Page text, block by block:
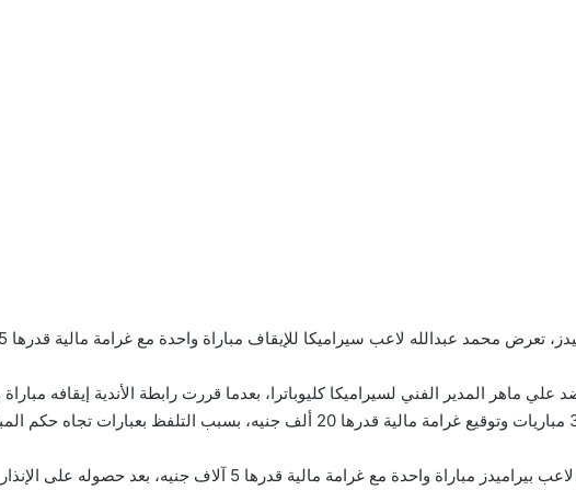
محمد عبدالله لاعب سيراميكا للإيقاف مباراة واحدة مع غرامة مالية قدرها 5 آلاف جنيه بسبب الإنذار الثالث.
ماهر المدير الفني لسيراميكا كليوباترا، بعدما قررت رابطة الأندية إيقافه
مع غرامة مالية قدرها 5 آلاف جنيه، بعد حصوله على الإنذار الثالث.